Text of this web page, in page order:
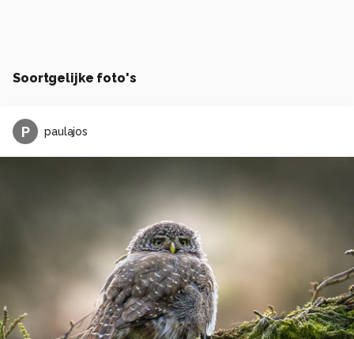
Soortgelijke foto's
P paulajos